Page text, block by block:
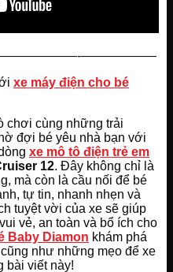
——————
xe máy điện cho bé
chơi cùng những trải
đợi bé yêu nhà bạn với
xe mô tô điện trẻ em
12. Đây không chỉ là
mà còn là cầu nối để bé
tự tin, nhanh nhẹn và
tuyệt vời của xe sẽ giúp
vẻ, an toàn và bổ ích cho
Baby Diamon khám phá
như những mẹo để xe
bài viết này!